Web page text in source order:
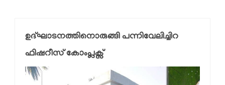
ഉദ്ഘാടനത്തിനൊരുങ്ങി പന്നിവേലിച്ചിറ
ഫിഷറീസ് കോംപ്ലക്സ്